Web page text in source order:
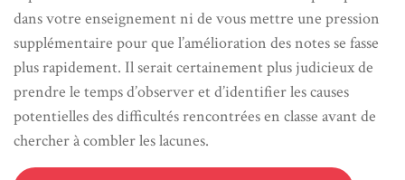
dans votre enseignement ni de vous mettre une pression
supplémentaire pour que l’amélioration des notes se fasse
plus rapidement. Il serait certainement plus judicieux de
prendre le temps d’observer et d’identifier les causes
potentielles des difficultés rencontrées en classe avant de
chercher à combler les lacunes.